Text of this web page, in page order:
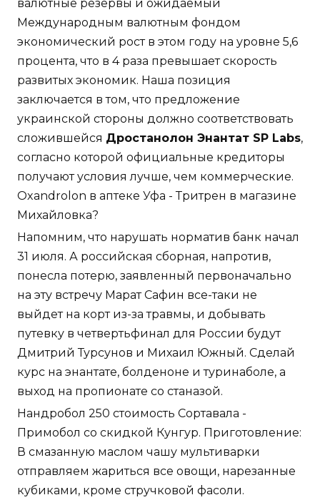
валютные резервы и ожидаемый
Международным валютным фондом
экономический рост в этом году на уровне 5,6
процента, что в 4 раза превышает скорость
развитых экономик. Наша позиция
заключается в том, что предложение
украинской стороны должно соответствовать
сложившейся Дростанолон Энантат SP Labs,
согласно которой официальные кредиторы
получают условия лучше, чем коммерческие.
Oxandrolon в аптеке Уфа - Тритрен в магазине
Михайловка?
Напомним, что нарушать норматив банк начал
31 июля. А российская сборная, напротив,
понесла потерю, заявленный первоначально
на эту встречу Марат Сафин все-таки не
выйдет на корт из-за травмы, и добывать
путевку в четвертьфинал для России будут
Дмитрий Турсунов и Михаил Южный. Сделай
курс на энантате, болденоне и туринаболе, а
выход на пропионате со станазой.
Нандробол 250 стоимость Сортавала -
Примобол со скидкой Кунгур. Приготовление:
В смазанную маслом чашу мультиварки
отправляем жариться все овощи, нарезанные
кубиками, кроме стручковой фасоли.